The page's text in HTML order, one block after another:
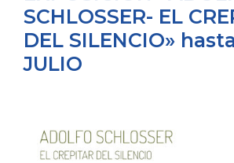
SCHLOSSER- EL
DEL SILENCIO»
JULIO